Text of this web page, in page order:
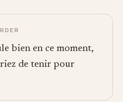
bien en ce moment,
de tenir pour